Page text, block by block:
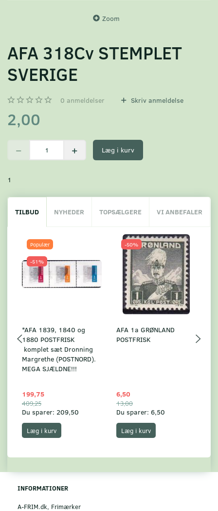
Zoom
AFA 318Cv STEMPLET
SVERIGE
0 anmeldelser Skriv anmeldelse
2,00
Læg i kurv
1
TILBUD NYHEDER TOPSÆLGERE VI ANBEFALER
Populær
-51%
*AFA 1839, 1840 og
1880 POSTFRISK
komplet sæt Dronning
Margrethe (POSTNORD).
MEGA SJÆLDNE!!!
199,75
409,25
Du sparer: 209,50
Læg i kurv
-50%
AFA 1a GRØNLAND
POSTFRISK
6,50
13,00
Du sparer: 6,50
Læg i kurv
INFORMATIONER
A-FRIM.dk, Frimærker